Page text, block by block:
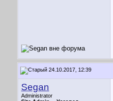
24.10.2017, 12:39
Segan
Administrator